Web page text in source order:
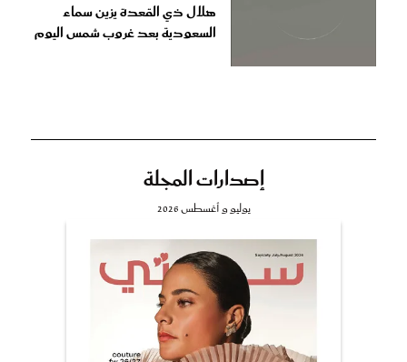
هلال ذي القعدة يزين سماء
السعودية بعد غروب شمس اليوم
إصدارات المجلة
يوليو و أغسطس 2026